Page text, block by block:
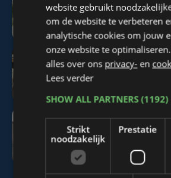
Mi Casa
AZ Tegels
website gebruikt
om de website te verbeteren
analytische cookies om jouw
onze website te
alles over ons privacy- en
Lees verder
SHOW ALL PARTNERS
Strikt
noodzakelijk
Prestatie